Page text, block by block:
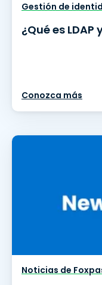
Gestión de
¿Qué es
Conozca más
Noticias de